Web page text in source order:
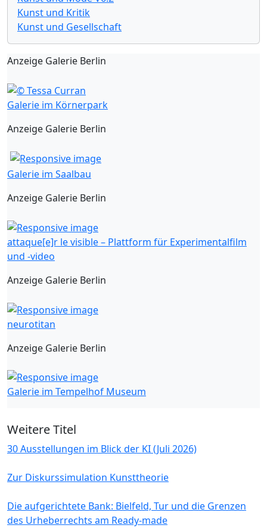
Kunst und Kritik
Kunst und Gesellschaft
Anzeige Galerie Berlin
Galerie im Körnerpark
Anzeige Galerie Berlin
Galerie im Saalbau
Anzeige Galerie Berlin
attaque[e]r le visible – Plattform für Experimentalfilm
und -video
Anzeige Galerie Berlin
neurotitan
Anzeige Galerie Berlin
Galerie im Tempelhof Museum
Weitere Titel
30 Ausstellungen im Blick der KI (Juli 2026)
Zur Diskurssimulation Kunsttheorie
Die aufgerichtete Bank: Bielfeld, Tur und die Grenzen
des Urheberrechts am Ready-made